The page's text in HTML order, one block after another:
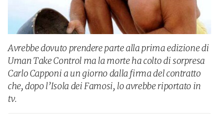
Avrebbe dovuto prendere parte alla prima edizione di
Uman Take Control ma la morte ha colto di sorpresa
Carlo Capponi a un giorno dalla firma del contratto
che, dopo l’Isola dei Famosi, lo avrebbe riportato in
tv.